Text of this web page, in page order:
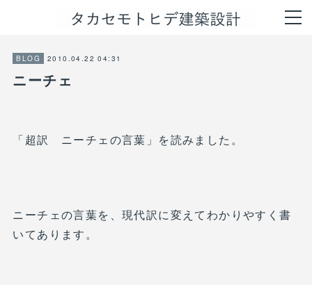
BLOG 2010.04.22 04:31
ニーチェ
「超訳 ニーチェの言葉」を読みました。
ニーチェの言葉を、現代訳に変えてわかりやすく書
いてあります。